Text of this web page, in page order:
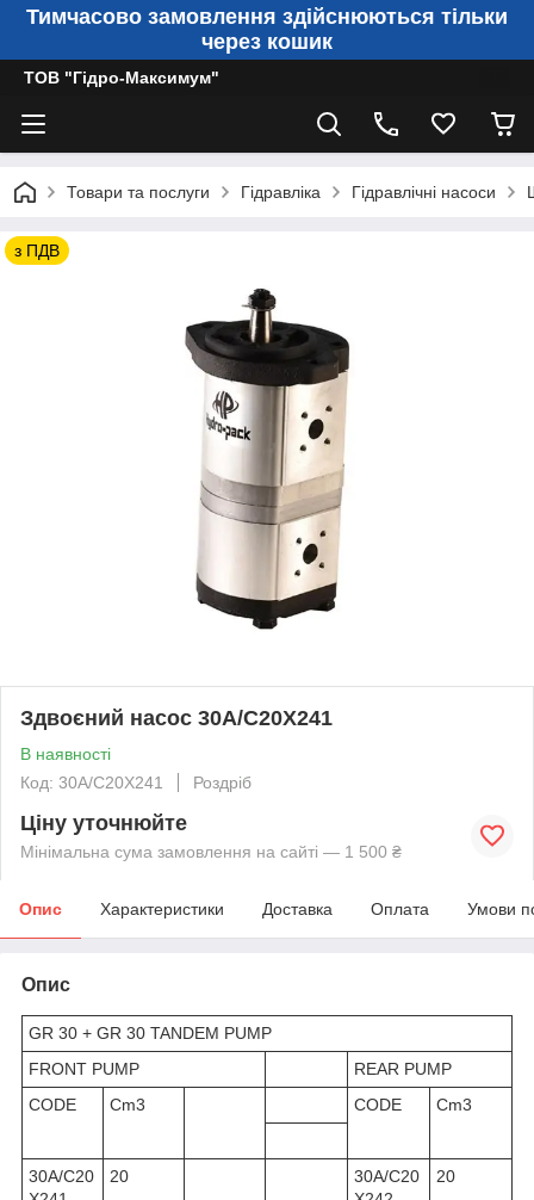
Тимчасово замовлення здійснюються тільки
через кошик
ТОВ "Гідро-Максимум"
Товари та послуги Гідравліка Гідравлічні насоси
з ПДВ
Здвоєний насос 30A/C20X241
В наявності
Код: 30A/C20X241
Роздріб
Ціну уточнюйте
Мінімальна сума замовлення на сайті — 1 500 ₴
Опис Характеристики Доставка Оплата Умови
Опис
GR 30 + GR 30 TANDEM PUMP
FRONT PUMP
REAR PUMP
CODE
Cm3 CODE Cm3
30A/C20
20
30A/C20
20